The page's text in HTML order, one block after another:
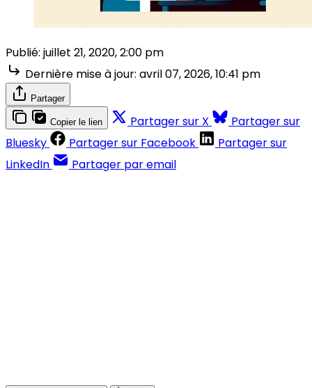
Publié: juillet 21, 2020, 2:00 pm
Dernière mise à jour: avril 07, 2026, 10:41 pm
Partager
Copier le lien Partager sur X
Partager sur
Bluesky
Partager sur Facebook
Partager sur
LinkedIn
Partager par email